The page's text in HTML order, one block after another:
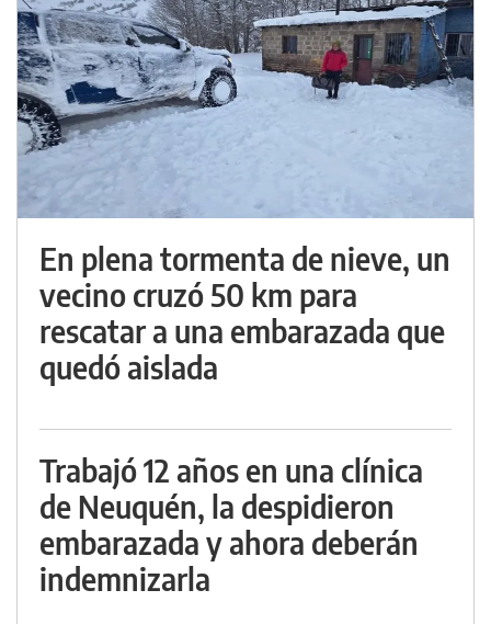
En plena tormenta de nieve, un
vecino cruzó 50 km para
rescatar a una embarazada que
quedó aislada
Trabajó 12 años en una clínica
de Neuquén, la despidieron
embarazada y ahora deberán
indemnizarla